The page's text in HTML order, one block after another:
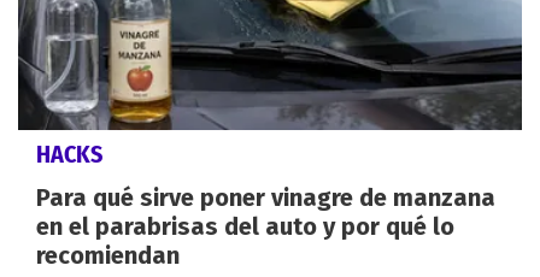
HACKS
Para qué sirve poner vinagre de manzana
en el parabrisas del auto y por qué lo
recomiendan